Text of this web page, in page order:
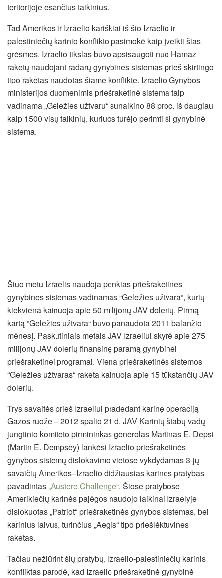
teritorijoje esančius taikinius.
Tad Amerikos ir Izraelio kariškiai iš šio Izraelio ir
palestiniečių karinio konflikto pasimokė kaip įveikti šias
grėsmes. Izraelio tikslas buvo apsisaugoti nuo Hamaz
raketų naudojant radarų gynybines sistemas prieš skirtingo
tipo raketas naudotas šiame konflikte. Izraelio Gynybos
ministerijos duomenimis priešraketinė sistema taip
vadinama „Geležies užtvaru“ sunaikino 88 proc. iš daugiau
kaip 1500 visų taikinių, kuriuos turėjo perimti ši gynybinė
sistema.
Šiuo metu Izraelis naudoja penkias priešraketines
gynybines sistemas vadinamas “Geležies užtvara“, kurių
kiekviena kainuoja apie 50 milijonų JAV dolerių. Pirmą
kartą “Geležies užtvara“ buvo panaudota 2011 balanžio
mėnesį. Paskutiniais metais JAV Izraeliui skyrė apie 275
milijonų JAV dolerių finansinę paramą gynybinei
priešraketinei programai. Viena priešraketinės sistemos
“Geležies užtvaras“ raketa kainuoja apie 15 tūkstančių JAV
dolerių.
Trys savaitės prieš Izraeliui pradedant karinę operaciją
Gazos ruože – 2012 spalio 21 d. JAV Karinių štabų vadų
jungtinio komiteto pirmininkas generolas Martinas E. Depsi
(Martin E. Dempsey) lankėsi Izraelio priešraketinės
gynybos sistemų dislokavimo vietose vykdydamas 3-jų
savaičių Amerikos–Izraelio didžiausias karines pratybas
pavadintas„Austere Challenge“. Šiose pratybose
Amerikiečių karinės pajėgos naudojo laikinai Izraelyje
dislokuotas „Patriot“ priešraketinės gynybos sistemas, bei
karinius laivus, turinčius „Aegis“ tipo priešlėktuvines
raketas.
Tačiau nežiūrint šių pratybų, Izraelio-palestiniečių karinis
konfliktas parodė, kad Izraelio priešraketinė gynybinė